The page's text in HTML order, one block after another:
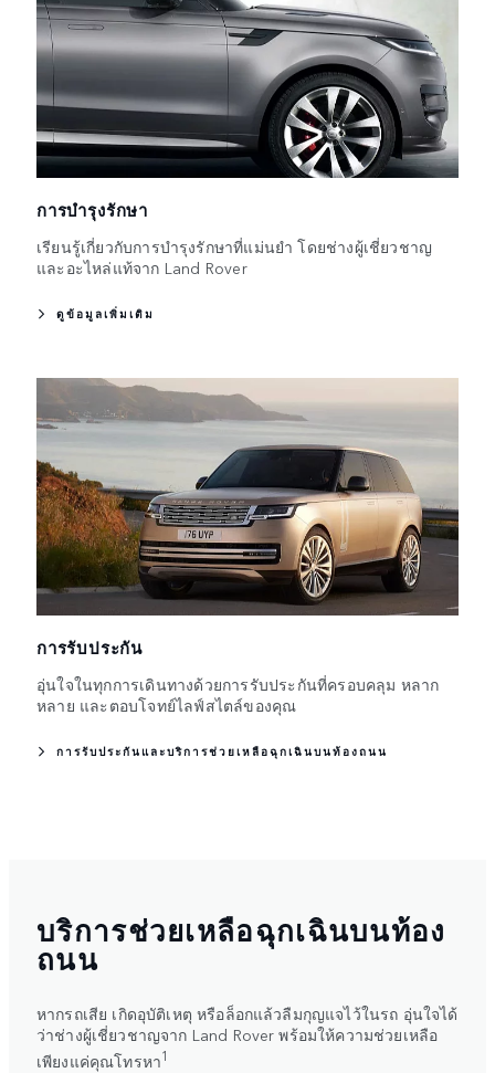
การบำรุงรักษา
เรียนรู้เกี่ยวกับการบำรุงรักษาที่แม่นยำ โดยช่างผู้เชี่ยวชาญ
และอะไหล่แท้จาก Land Rover
ดูข้อมูลเพิ่มเติม
การรับประกัน
อุ่นใจในทุกการเดินทางด้วยการรับประกันที่ครอบคลุม หลาก
หลาย และตอบโจทย์ไลฟ์สไตล์ของคุณ
การรับประกันและบริการช่วยเหลือฉุกเฉินบนท้องถนน
บริการช่วยเหลือฉุกเฉินบนท้อง
ถนน
หากรถเสีย เกิดอุบัติเหตุ หรือล็อกแล้วลืมกุญแจไว้ในรถ อุ่นใจได้
ว่าช่างผู้เชี่ยวชาญจาก Land Rover พร้อมให้ความช่วยเหลือ
เพียงแค่คุณโทรหา1